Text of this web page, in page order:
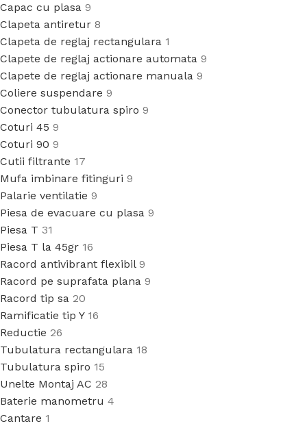
Capac cu plasa 9
Clapeta antiretur 8
Clapeta de reglaj rectangulara 1
Clapete de reglaj actionare automata 9
Clapete de reglaj actionare manuala 9
Coliere suspendare 9
Conector tubulatura spiro 9
Coturi 45 9
Coturi 90 9
Cutii filtrante 17
Mufa imbinare fitinguri 9
Palarie ventilatie 9
Piesa de evacuare cu plasa 9
Piesa T 31
Piesa T la 45gr 16
Racord antivibrant flexibil 9
Racord pe suprafata plana 9
Racord tip sa 20
Ramificatie tip Y 16
Reductie 26
Tubulatura rectangulara 18
Tubulatura spiro 15
Unelte Montaj AC 28
Baterie manometru 4
Cantare 1